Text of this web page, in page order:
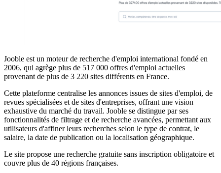
Jooble est un moteur de recherche d'emploi international fondé en
2006, qui agrège plus de 517 000 offres d'emploi actuelles
provenant de plus de 3 220 sites différents en France.
Cette plateforme centralise les annonces issues de sites d'emploi, de
revues spécialisées et de sites d'entreprises, offrant une vision
exhaustive du marché du travail. Jooble se distingue par ses
fonctionnalités de filtrage et de recherche avancées, permettant aux
utilisateurs d'affiner leurs recherches selon le type de contrat, le
salaire, la date de publication ou la localisation géographique.
Le site propose une recherche gratuite sans inscription obligatoire et
couvre plus de 40 régions françaises.